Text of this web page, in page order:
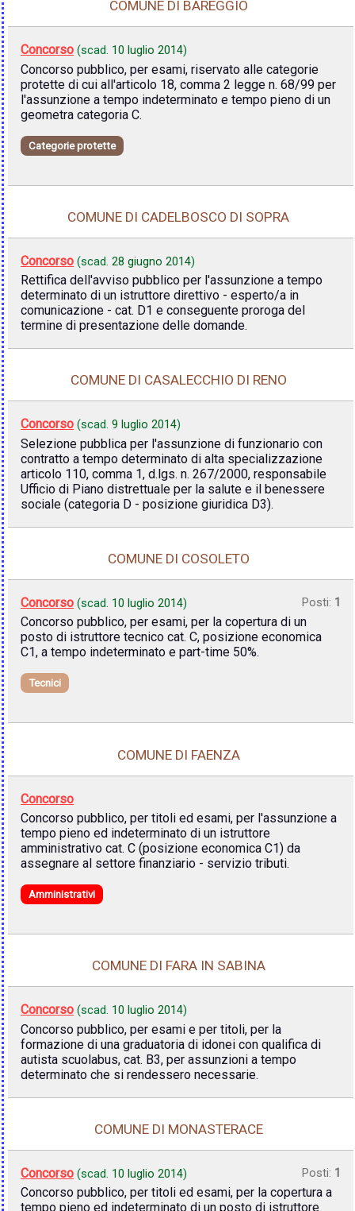
COMUNE DI BAREGGIO
Concorso (scad. 10 luglio 2014)
Concorso pubblico, per esami, riservato alle categorie
protette di cui all'articolo 18, comma 2 legge n. 68/99 per
l'assunzione a tempo indeterminato e tempo pieno di un
geometra categoria C.
Categorie protette
COMUNE DI CADELBOSCO DI SOPRA
Concorso (scad. 28 giugno 2014)
Rettifica dell'avviso pubblico per l'assunzione a tempo
determinato di un istruttore direttivo - esperto/a in
comunicazione - cat. D1 e conseguente proroga del
termine di presentazione delle domande.
COMUNE DI CASALECCHIO DI RENO
Concorso (scad. 9 luglio 2014)
Selezione pubblica per l'assunzione di funzionario con
contratto a tempo determinato di alta specializzazione
articolo 110, comma 1, d.lgs. n. 267/2000, responsabile
Ufficio di Piano distrettuale per la salute e il benessere
sociale (categoria D - posizione giuridica D3).
COMUNE DI COSOLETO
Concorso (scad. 10 luglio 2014) Posti: 1
Concorso pubblico, per esami, per la copertura di un
posto di istruttore tecnico cat. C, posizione economica
C1, a tempo indeterminato e part-time 50%.
Tecnici
COMUNE DI FAENZA
Concorso
Concorso pubblico, per titoli ed esami, per l'assunzione a
tempo pieno ed indeterminato di un istruttore
amministrativo cat. C (posizione economica C1) da
assegnare al settore finanziario - servizio tributi.
Amministrativi
COMUNE DI FARA IN SABINA
Concorso (scad. 10 luglio 2014)
Concorso pubblico, per esami e per titoli, per la
formazione di una graduatoria di idonei con qualifica di
autista scuolabus, cat. B3, per assunzioni a tempo
determinato che si rendessero necessarie.
COMUNE DI MONASTERACE
Concorso (scad. 10 luglio 2014) Posti: 1
Concorso pubblico, per titoli ed esami, per la copertura a
tempo pieno ed indeterminato di un posto di istruttore